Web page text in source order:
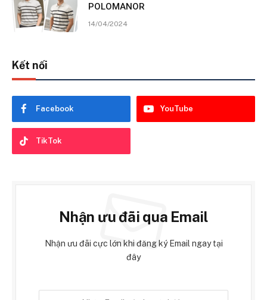
POLOMANOR
14/04/2024
Kết nối
Facebook YouTube
TikTok
Nhận ưu đãi qua Email
Nhận ưu đãi cực lớn khi đăng ký Email ngay tại
đây